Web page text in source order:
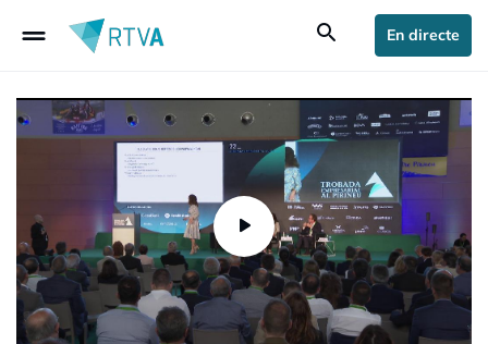
drag_handle search En directe